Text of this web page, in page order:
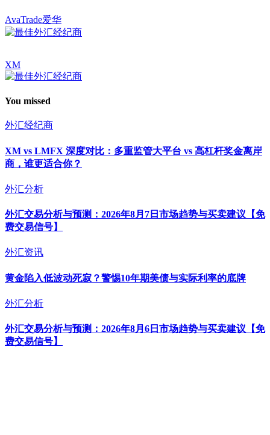
AvaTrade爱华
XM
You missed
外汇经纪商
XM vs LMFX 深度对比：多重监管大平台 vs 高杠杆奖金离岸
商，谁更适合你？
外汇分析
外汇交易分析与预测：2026年8月7日市场趋势与买卖建议【免
费交易信号】
外汇资讯
黄金陷入低波动死寂？警惕10年期美债与实际利率的底牌
外汇分析
外汇交易分析与预测：2026年8月6日市场趋势与买卖建议【免
费交易信号】